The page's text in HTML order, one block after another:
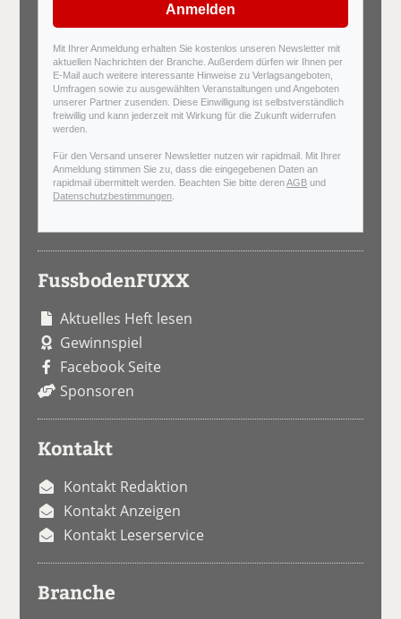
Anmelden
Mit Ihrer Anmeldung erhalten Sie kostenlos unseren Newsletter mit
aktuellen Nachrichten der Branche. Außerdem dürfen wir Ihnen per
E-Mail auch weitere interessante Hinweise zu Verlagsangeboten,
Umfragen sowie zu ausgewählten Veranstaltungen und Angeboten
unserer Partner zusenden. Diese Einwilligung ist selbstverständlich
freiwillig und kann jederzeit mit Wirkung für die Zukunft widerrufen
werden.
Für den Versand unserer Newsletter nutzen wir rapidmail. Mit Ihrer
Anmeldung stimmen Sie zu, dass die eingegebenen Daten an
rapidmail übermittelt werden. Beachten Sie bitte derenAGB und
Datenschutzbestimmungen
FussbodenFUXX
Aktuelles Heft lesen
Gewinnspiel
Facebook Seite
Sponsoren
Kontakt
Kontakt Redaktion
Kontakt Anzeigen
Kontakt Leserservice
Branche